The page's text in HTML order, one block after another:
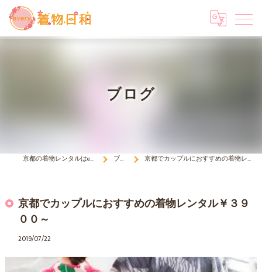
ブログ
京都の着物レンタルはevery 着物日和 ブログ 京都でカップルにおすすめの着物レンタル￥３９００～
京都でカップルにおすすめの着物レンタル￥３９
００～
2019/07/22